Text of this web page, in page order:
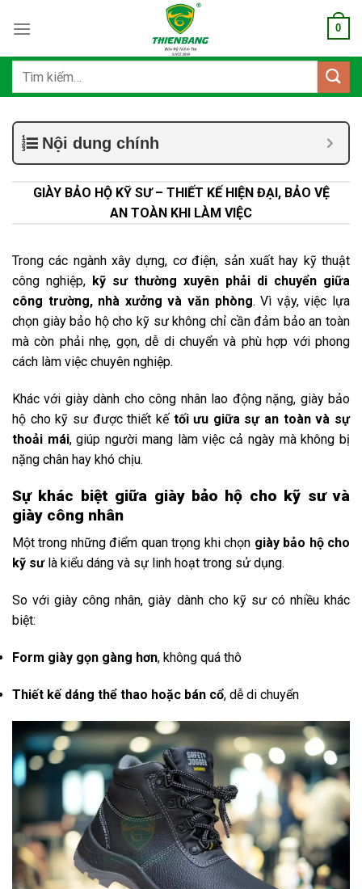
qua
dung
0
Tìm
Nội dung chính
GIÀY BẢO HỘ KỸ SƯ – THIẾT KẾ HIỆN ĐẠI, BẢO VỆ
AN TOÀN KHI LÀM VIỆC
Trong các ngành xây dựng, cơ điện, sản xuất hay kỹ thuật
công nghiệp, kỹ sư thường xuyên phải di chuyển giữa
công trường, nhà xưởng và văn phòng. Vì vậy, việc lựa
chọn giày bảo hộ cho kỹ sư không chỉ cần đảm bảo an toàn
mà còn phải nhẹ, gọn, dễ di chuyển và phù hợp với phong
cách làm việc chuyên nghiệp.
Khác với giày dành cho công nhân lao động nặng, giày bảo
hộ cho kỹ sư được thiết kếtối ưu giữa sự an toàn và sự
thoải mái, giúp người mang làm việc cả ngày mà không bị
nặng chân hay khó chịu.
Sự khác biệt giữa giày bảo hộ cho kỹ sư và
giày công nhân
Mộttrong nhữngđiểm quantrọng khichọn giày bảo hộ cho
kỹ sư là kiểu dáng và sự linh hoạt trong sử dụng.
Sovớigiàycôngnhân,giày dành cho kỹ sư cónhiềukhác
biệt:
Form giày gọn gàng hơn, không quá thô
Thiết kế dáng thể thao hoặc bán cổ, dễ di chuyển